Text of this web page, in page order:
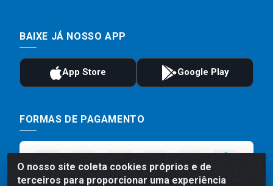
O nosso site coleta cookies próprios e de
terceiros para proporcionar uma experiência
BAIXE JÁ NOSSO APP
FORMAS DE PAGAMENTO